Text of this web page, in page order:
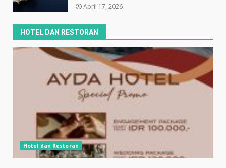
April 17, 2026
HOTEL DAN RESTORAN
Hotel dan Restoran